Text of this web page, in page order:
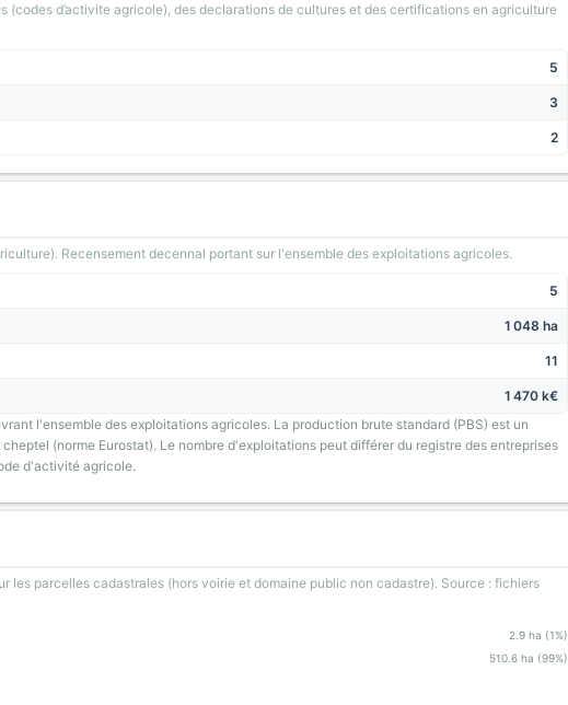
(codes d’activite agricole), des declarations de cultures et des certifications en agriculture
5
3
2
Recensement decennal portant sur l'ensemble des exploitations agricoles.
5
1 048 ha
11
1 470 k€
l'ensemble des exploitations agricoles. La production brute standard (PBS) est un
(norme Eurostat). Le nombre d'exploitations peut différer du registre des entreprises
d'activité agricole.
les parcelles cadastrales (hors voirie et domaine public non cadastre). Source : fichiers
2.9 ha (1%)
510.6 ha (99%)